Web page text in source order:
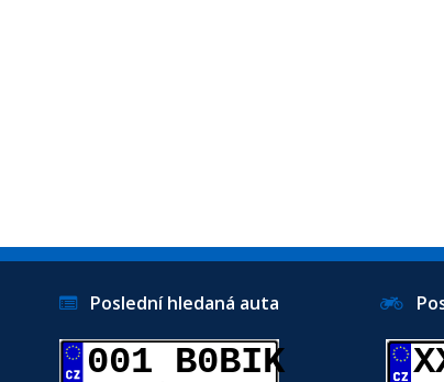
Poslední hledaná auta
001 B0BIK